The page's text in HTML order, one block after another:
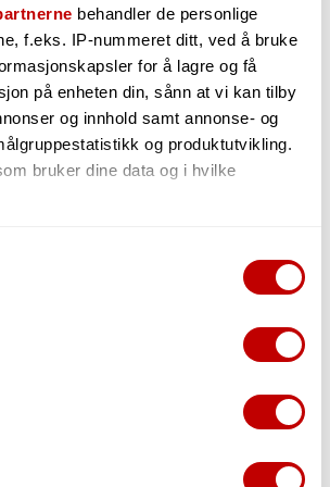
behandler de personlige
f.eks. IP-nummeret ditt, ved å bruke
for å lagre og få
på enheten din, sånn at vi kan tilby
og innhold samt annonse- og
og produktutvikling.
bruker dine data og i hvilke
om den geografiske
enheten din ved å aktivt skanne den
du lese om hvordan dine personlige
tiden endre eller trekke tilbake ditt
Shure A75M Universal Microphone Mount
For SM81 og SM57
Utsolgt